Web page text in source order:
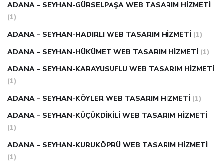
ADANA – SEYHAN-GÜRSELPAŞA WEB TASARIM HIZMETI
(1)
ADANA – SEYHAN-HADIRLI WEB TASARIM HIZMETI (1)
ADANA – SEYHAN-HÜKÜMET WEB TASARIM HIZMETI (1)
ADANA – SEYHAN-KARAYUSUFLU WEB TASARIM HIZMETI
(1)
ADANA – SEYHAN-KÖYLER WEB TASARIM HIZMETI (1)
ADANA – SEYHAN-KÜÇÜKDIKILI WEB TASARIM HIZMETI
(1)
ADANA – SEYHAN-KURUKÖPRÜ WEB TASARIM HIZMETI
(1)